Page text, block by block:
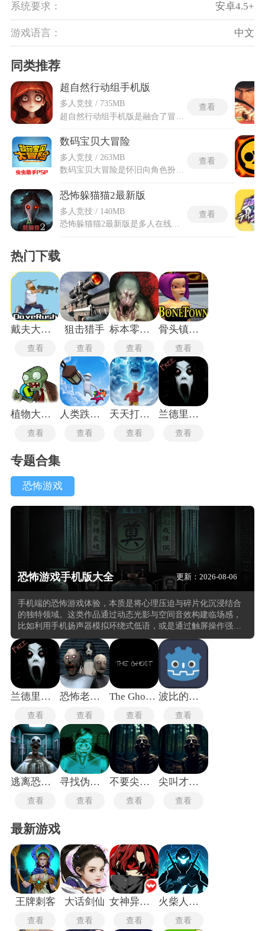
系统要求： 安卓4.5+
游戏语言： 中文
同类推荐
超自然行动组手机版
多人竞技 / 735MB
查看
数码宝贝大冒险
多人竞技 / 263MB
数码宝贝大冒险是怀旧向角色扮演类游戏，每名主角的搭档数码兽遵循从幼年期至究极体的完整进化链条，并且所有进化过程都有原版3D重制动效。数码兽在战场上能随时消耗SP进行战斗中进化，能力立即得到大幅增强。进化时机完全由玩家选择，并且进化后的强攻消耗与退化后的SP不重复计算，提升了战术层次。数码宝贝大冒险战斗胜利后角色会回复全部血量与SP值，省去了反复回存档点的耗时操作。好感度系统决定角色间的连携攻击概率与究极体解锁，通过地图对话选择影响亲密度。高好感不仅会触发额外助战，还会影响到后期能否开启强大的联机合体进化。
查看
恐怖躲猫猫2最新版
多人竞技 / 140MB
查看
热门下载
戴夫大战僵尸m木糖m
查看
狙击猎手
查看
标本零联机版
查看
骨头镇中文版
查看
植物大战僵尸玩梗版
查看
人类跌落梦境
查看
天天打雪仗
查看
兰德里纳河的地下室
查看
专题合集
恐怖游戏
恐怖游戏手机版大全 更新：2026-08-06
手机端的恐怖游戏体验，本质是将心理压迫与碎片化沉浸结合
的独特领域。这类作品通过动态光影与空间音效构建临场感，
比如利用手机扬声器模拟环绕式低语，或是通过触屏操作强化
“亲手揭开秘密” 的代入感。相较于主机端，移动端的优势在于
能随时随地触发紧张体验。在玩这类的恐怖游戏中玩家需要在
有限视野中收集线索(如褪色的日记残页、闪烁的监控画面)，同
时应对资源管理的压力，手电筒电量、道具耐久度等数值的微
妙变化，往往成为决定生死的关键。
兰德里纳河的地下室
查看
恐怖老奶奶3手机版
查看
The Ghost中文版
查看
波比的游戏时间第0章
查看
逃离恐怖医院
查看
寻找伪人完整版
查看
不要尖叫联机版
查看
尖叫才能奔跑
查看
最新游戏
王牌刺客
查看
大话剑仙
查看
女神异闻录5皇家版
查看
火柴人格斗家无敌版
查看